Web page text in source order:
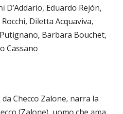
D’Addario, Eduardo Rejón,
Diletta Acquaviva,
Barbara Bouchet,
Cassano
Checco Zalone, narra la